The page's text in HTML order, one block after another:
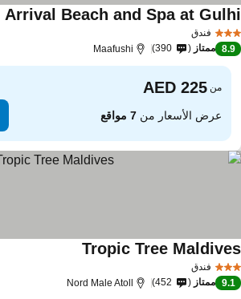
فندق
Arrival Beach and Spa at
8.9 ممتاز 390
Maafushi
من
عرض الأسعار من7 مواقع
فندق
Tropic Tree
9.1 ممتاز 452
Nord Male Atoll